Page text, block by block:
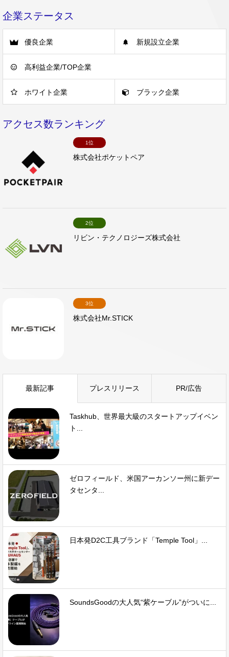
企業ステータス
優良企業 新規設立企業
高利益企業/TOP企業
ホワイト企業 ブラック企業
アクセス数ランキング
1位
株式会社ポケットペア
2位
リビン・テクノロジーズ株式会社
3位
株式会社Mr.STICK
最新記事 プレスリリース PR/広告
Taskhub、世界最大級のスタートアップイベン
ト...
ゼロフィールド、米国アーカンソー州に新デー
タセンタ...
日本発D2C工具ブランド「Temple Tool」...
SoundsGoodの大人気“紫ケーブル”がついに...